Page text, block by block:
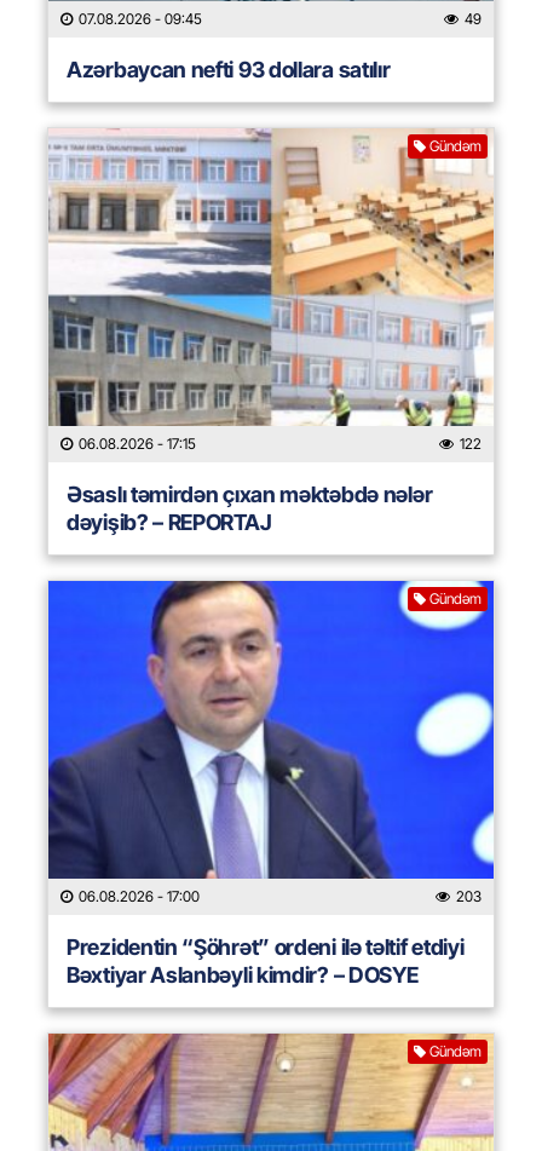
07.08.2026 - 09:45 49
Azərbaycan nefti 93 dollara satılır
Gündəm
06.08.2026 - 17:15 122
Əsaslı təmirdən çıxan məktəbdə nələr
dəyişib? – REPORTAJ
Gündəm
06.08.2026 - 17:00 203
Prezidentin “Şöhrət” ordeni ilə təltif etdiyi
Bəxtiyar Aslanbəyli kimdir? – DOSYE
Gündəm